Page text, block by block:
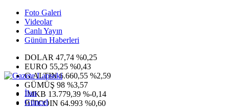
Foto Galeri
Videolar
Canlı Yayın
Günün Haberleri
DOLAR 47,74 %0,25
EURO 55,25 %0,43
G.ALTIN6.660,55 %2,59
GÜMÜŞ 98 %3,57
IMKB 13.779,39 %-0,14
BITCOIN 64.993 %0,60
İlan
Güncel